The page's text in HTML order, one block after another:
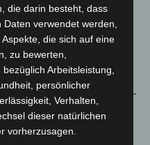
Market“ erhoben
2.799
die darin besteht, dass
verwendet werden,
die sich auf eine
zu bewerten,
Arbeitsleistung,
persönlicher
Verhalten,
dieser natürlichen
vorherzusagen.